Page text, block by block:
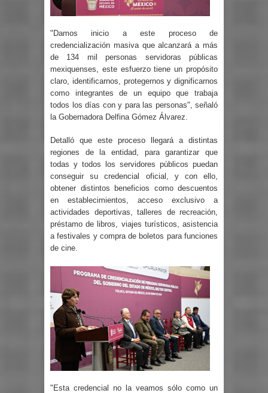
"Damos inicio a este proceso de
credencialización masiva que alcanzará a más
de 134 mil personas servidoras públicas
mexiquenses, este esfuerzo tiene un propósito
claro, identificarnos, protegernos y dignificarnos
como integrantes de un equipo que trabaja
todos los días con y para las personas", señaló
la Gobernadora Delfina Gómez Álvarez.
Detalló que este proceso llegará a distintas
regiones de la entidad, para garantizar que
todas y todos los servidores públicos puedan
conseguir su credencial oficial, y con ello,
obtener distintos beneficios como descuentos
en establecimientos, acceso exclusivo a
actividades deportivas, talleres de recreación,
préstamo de libros, viajes turísticos, asistencia
a festivales y compra de boletos para funciones
de cine.
"Esta credencial no la veamos sólo como un